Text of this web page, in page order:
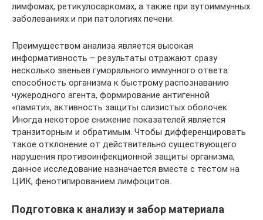
лимфомах, ретикулосаркомах, а также при аутоиммунных
заболеваниях и при патологиях печени.
Преимуществом анализа является высокая
информативность – результаты отражают сразу
несколько звеньев гуморального иммунного ответа:
способность организма к быстрому распознаванию
чужеродного агента, формирование антигенной
«памяти», активность защиты слизистых оболочек.
Иногда некоторое снижение показателей является
транзиторным и обратимым. Чтобы дифференцировать
такое отклонение от действительно существующего
нарушения противоинфекционной защиты организма,
данное исследование назначается вместе с тестом на
ЦИК, фенотипированием лимфоцитов.
Подготовка к анализу и забор материала